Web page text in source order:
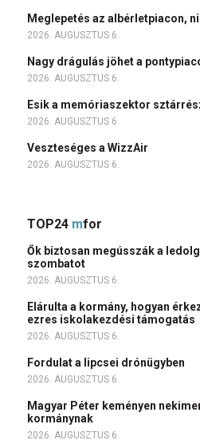
Meglepetés az albérletpiacon,
2026. AUGUSZTUS 6.
Nagy drágulás jöhet a
2026. AUGUSZTUS 6.
Esik a memóriaszektor
2026. AUGUSZTUS 6.
Veszteséges a WizzAir
2026. AUGUSZTUS 6.
TOP24 mfor
Ők biztosan megússzák a
szombatot
2026. AUGUSZTUS 6.
Elárulta a kormány, hogyan
ezres iskolakezdési támogatás
2026. AUGUSZTUS 6.
Fordulat a lipcsei drónügyben
2026. AUGUSZTUS 6.
Magyar Péter keményen
kormánynak
2026. AUGUSZTUS 6.